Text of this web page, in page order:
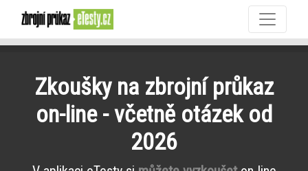
Zkoušky na zbrojní průkaz
on-line - včetně otázek od
2026